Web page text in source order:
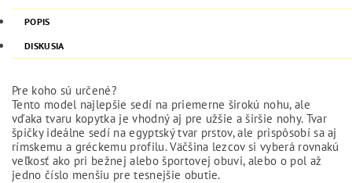
POPIS
DISKUSIA
Pre koho sú určené?
Tento model najlepšie sedí na priemerne širokú nohu, ale
vďaka tvaru kopytka je vhodný aj pre užšie a širšie nohy. Tvar
špičky ideálne sedí na egyptský tvar prstov, ale prispôsobí sa aj
rímskemu a gréckemu profilu. Väčšina lezcov si vyberá rovnakú
veľkosť ako pri bežnej alebo športovej obuvi, alebo o pol až
jedno číslo menšiu pre tesnejšie obutie.